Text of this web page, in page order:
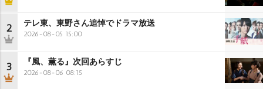
2 テレ東、東野さん追悼でドラマ放送
2026-08-05 15:00
3 『風、薫る』次回あらすじ
2026-08-06 08:15